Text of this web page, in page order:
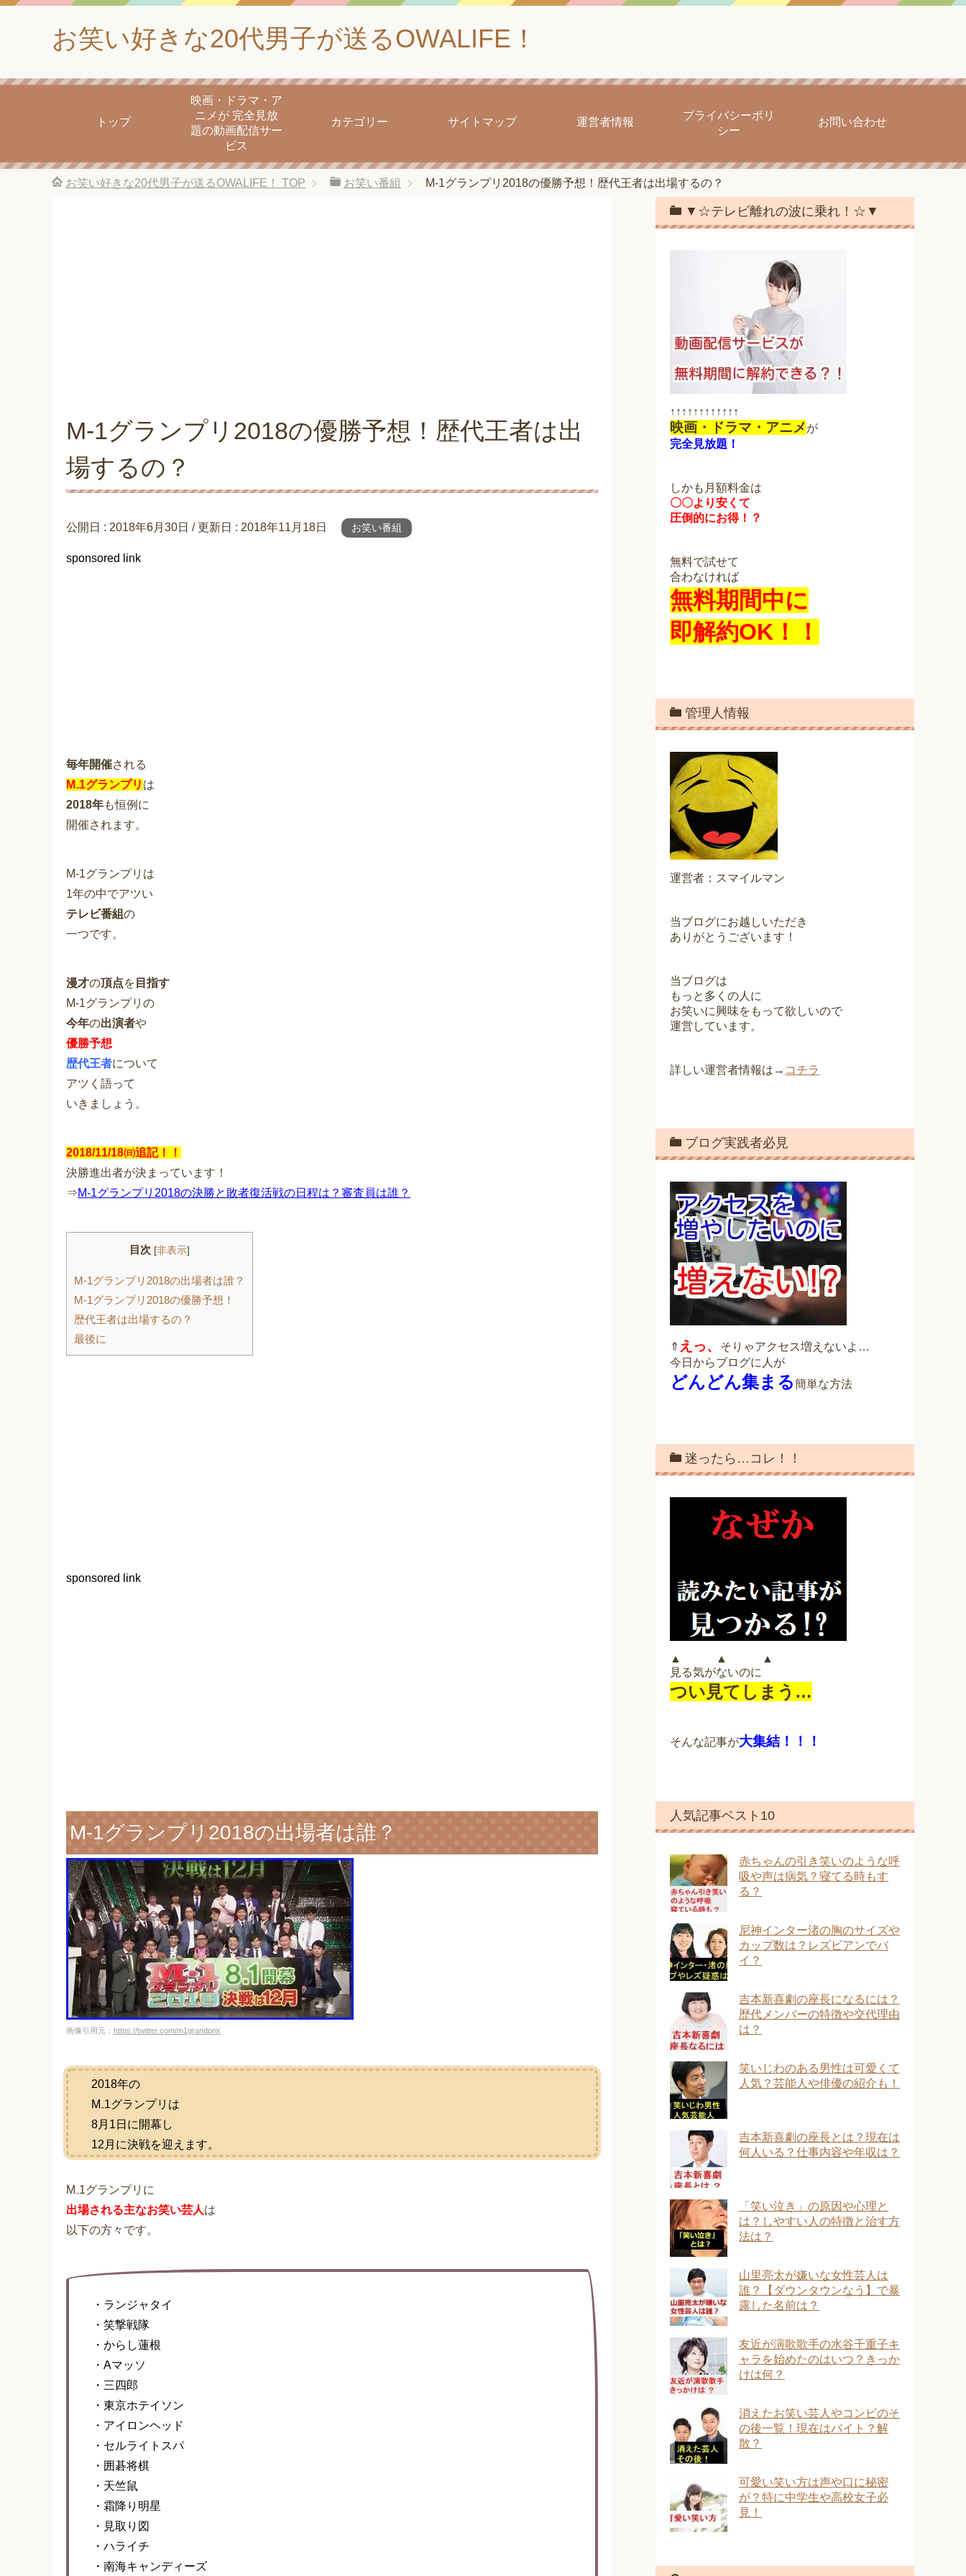
お笑い好きな20代男子が送るOWALIFE！
トップ
映画・ドラマ・ア
ニメが 完全見放
題の動画配信サー
ビス
カテゴリー サイトマップ 運営者情報
プライバシーポリ
シー
お問い合わせ
お笑い好きな20代男子が送るOWALIFE！ TOP お笑い番組 M-1グランプリ2018の優勝予想！歴代王者は出場するの？
M-1グランプリ2018の優勝予想！歴代王者は出
場するの？
公開日 : 2018年6月30日 / 更新日 : 2018年11月18日 お笑い番組
sponsored link
毎年開催される
M₋1グランプリ は
2018年も恒例に
開催されます。
M-1グランプリは
1年の中でアツい
テレビ番組の
一つです。
漫才の頂点を 目指す
M-1グランプリの
今年の出演者や
優勝予想
歴代王者について
アツく語って
いきましょう。
2018/11/18㈰追記！！
決勝進出者が決まっています！
⇒M-1グランプリ2018の決勝と敗者復活戦の日程は？審査員は誰？
目次 [非表示]
M-1グランプリ2018の出場者は誰？
M-1グランプリ2018の優勝予想！
歴代王者は出場するの？
最後に
sponsored link
M-1グランプリ2018の出場者は誰？
画像引用元： https://twitter.com/m1grandprix
2018年の
M₋1グランプリは
8月1日に開幕し
12月に決戦を迎えます。
M₋1グランプリに
出場される主なお笑い芸人は
以下の方々です。
・ランジャタイ
・笑撃戦隊
・からし蓮根
・Aマッソ
・三四郎
・東京ホテイソン
・アイロンヘッド
・セルライトスパ
・囲碁将棋
・天竺鼠
・霜降り明星
・見取り図
・ハライチ
・南海キャンディーズ
▼☆テレビ離れの波に乗れ！☆▼
↑↑↑↑↑↑↑↑↑↑↑↑
映画・ドラマ・アニメが
完全見放題！
しかも月額料金は
〇〇より安くて
圧倒的にお得！？
無料で試せて
合わなければ
無料期間中に
即解約OK！！
管理人情報
運営者：スマイルマン
当ブログにお越しいただき
ありがとうございます！
当ブログは
もっと多くの人に
お笑いに興味をもって欲しいので
運営しています。
詳しい運営者情報は→ コチラ
ブログ実践者必見
⇑ えっ、
そりゃアクセス増えないよ…
今日からブログに人が
どんどん集まる簡単な方法
迷ったら…コレ！！
▲ ▲ ▲
見る気がないのに
つい見てしまう…
そんな記事が大集結！！！
人気記事ベスト10
赤ちゃんの引き笑いのような呼
吸や声は病気？寝てる時もす
る？
尼神インター渚の胸のサイズや
カップ数は？レズビアンでバ
イ？
吉本新喜劇の座長になるには？
歴代メンバーの特徴や交代理由
は？
笑いじわのある男性は可愛くて
人気？芸能人や俳優の紹介も！
吉本新喜劇の座長とは？現在は
何人いる？仕事内容や年収は？
「笑い泣き」の原因や心理と
は？しやすい人の特徴と治す方
法は？
山里亮太が嫌いな女性芸人は
誰？【ダウンタウンなう】で暴
露した名前は？
友近が演歌歌手の水谷千重子キ
ャラを始めたのはいつ？きっか
けは何？
消えたお笑い芸人やコンビのそ
の後一覧！現在はバイト？解
散？
可愛い笑い方は声や口に秘密
が？特に中学生や高校女子必
見！